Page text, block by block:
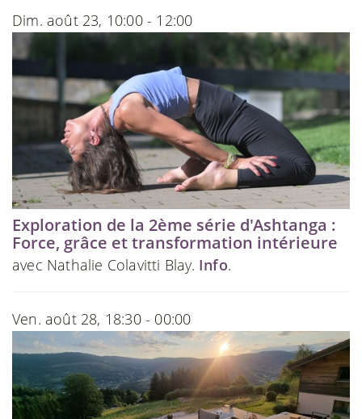
Dim. août 23, 10:00 - 12:00
Exploration de la 2ème série d'Ashtanga :
Force, grâce et transformation intérieure
avec Nathalie Colavitti Blay. Info.
Ven. août 28, 18:30 - 00:00